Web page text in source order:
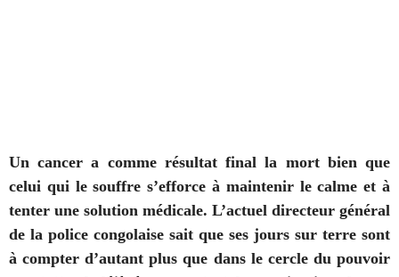
Un cancer a comme résultat final la mort bien que
celui qui le souffre s’efforce à maintenir le calme et à
tenter une solution médicale. L’actuel directeur général
de la police congolaise sait que ses jours sur terre sont
à compter d’autant plus que dans le cercle du pouvoir